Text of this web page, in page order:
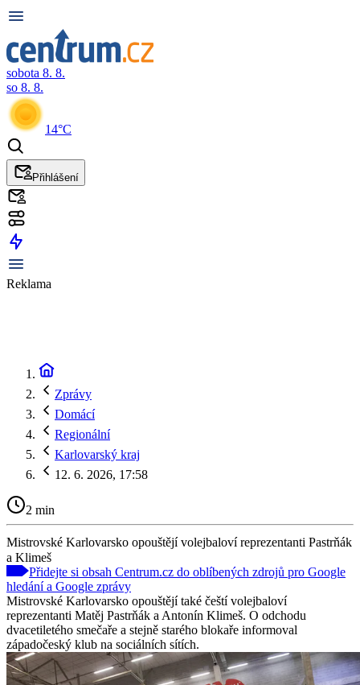
sobota 8. 8.
so 8. 8.
14°C
Přihlášení
Reklama
Zprávy
Domácí
Regionální
Karlovarský kraj
12. 6. 2026, 17:58
2 min
Mistrovské Karlovarsko opouštějí volejbaloví reprezentanti Pastrňák
a Klimeš
Přidejte si obsah Centrum.cz do oblíbených zdrojů pro Google
hledání a Google zprávy
Mistrovské Karlovarsko opouštějí také čeští volejbaloví
reprezentanti Matěj Pastrňák a Antonín Klimeš. O odchodu
dvacetiletého smečaře a stejně starého blokaře informoval
západočeský klub na sociálních sítích.